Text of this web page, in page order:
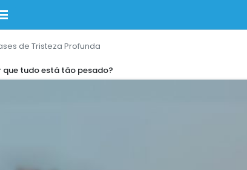
de Tristeza Profunda
que tudo está tão pesado?